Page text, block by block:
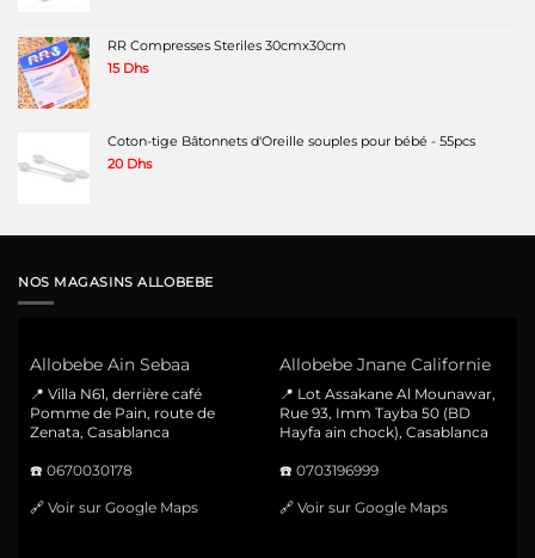
RR Compresses Steriles 30cmx30cm
15 Dhs
Coton-tige Bâtonnets d'Oreille souples pour bébé - 55pcs
20 Dhs
NOS MAGASINS ALLOBEBE
Allobebe Ain Sebaa
📍 Villa N61, derrière café
Pomme de Pain, route de
Zenata, Casablanca
☎️ 0670030178
🔗 Voir sur Google Maps
Allobebe Jnane Californie
📍 Lot Assakane Al Mounawar,
Rue 93, Imm Tayba 50 (BD
Hayfa ain chock), Casablanca
☎️ 0703196999
🔗 Voir sur Google Maps